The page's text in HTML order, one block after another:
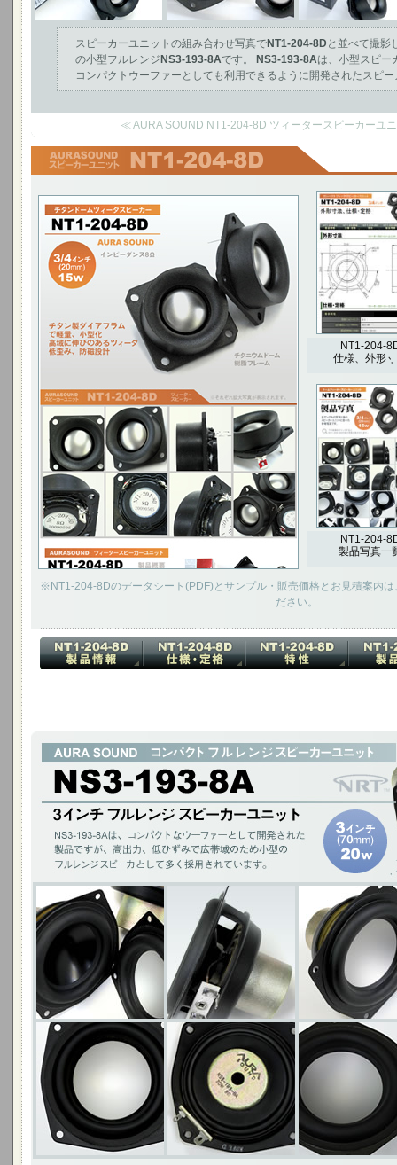
スピーカーユニットの組み合わせ写真でNT1-204-8D と並べて撮影
の小型フルレンジ NS3-193-8Aです。 NS3-193-8Aは、小型スピー
コンパクトウーファーとしても利用できるように開発されたスピ
≪ AURA SOUND NT1-204-8D ツィータースピーカーユ
チタンドームツィータースピーカー
3/4インチ(20mm) 15W インピーダンス8Ω
チタン製ダイアフラムで軽量、小型化
高域に伸びのあるツィータ
低歪み、防磁設計
チタニウムドーム、樹脂フレーム
NT1-204-
仕様、外形
NT1-204-
製品写真一
※NT1-204-8Dのデータシート(PDF)とサンプル・販売価格とお見積案内
ださい。
3インチ フルレンジ スピーカーユニット
NSW3-193-8Aは、コンパクトなウーファーとして開発された製品ですが、
型のフルレンジスピーカとしても多く採用されています。
3インチ(70mm)20W / アルミニウムコーン ・ブラック ・シルバー